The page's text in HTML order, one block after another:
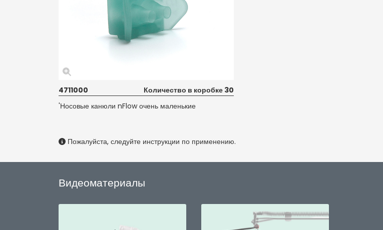
4711000
Количество в коробке 30
'Носовые канюли nFlow очень маленькие
Пожалуйста, следуйте инструкции по применению.
Видеоматериалы